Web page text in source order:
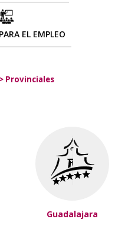
EL EMPLEO
> Provinciales
Guadalajara